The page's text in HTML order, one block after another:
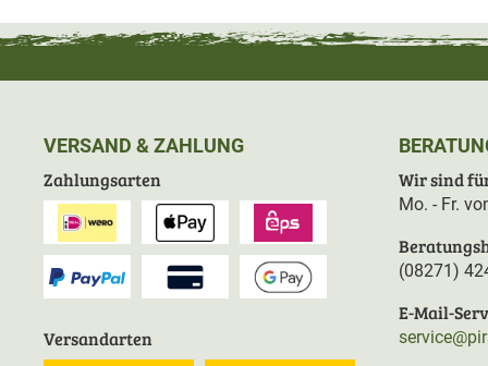
VERSAND & ZAHLUNG
Zahlungsarten
Versandarten
Wir sind
Mo. - Fr.
(08271)
E-Mail-